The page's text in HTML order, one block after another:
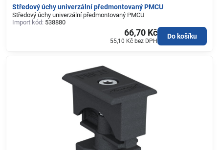
Středový úchy univerzální předmontovaný PMCU
Středový úchy univerzální předmontovaný PMCU
Import kód: 538880
66,70 Kč
55,10 Kč bez DPH
Do košíku